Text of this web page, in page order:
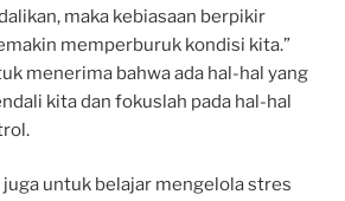
maka kebiasaan berpikir
memperburuk kondisi kita.”
menerima bahwa ada hal-hal yang
kita dan fokuslah pada hal-hal
untuk belajar mengelola stres